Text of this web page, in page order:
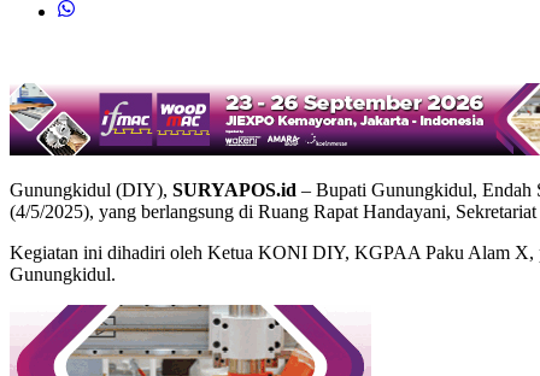
Gunungkidul (DIY), SURYAPOS.id – Bupati Gunungkidul, Endah
(4/5/2025), yang berlangsung di Ruang Rapat Handayani,
Kegiatan ini dihadiri oleh Ketua KONI DIY, KGPAA Paku Alam X,
Gunungkidul.